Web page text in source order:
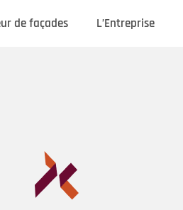
de façades L’Entreprise